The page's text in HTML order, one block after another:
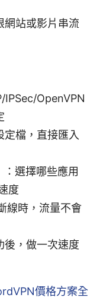
網站或影片串流
OpenVPN
定檔，直接匯入
選擇哪些應用
度
線時，流量不會
後，做一次速度
價格方案全